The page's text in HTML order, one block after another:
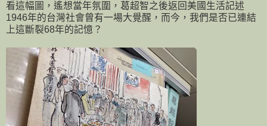
看這幅圖，遙想當年氛圍，葛超智之後返回美國生活記述
1946年的台灣社會曾有一場大覺醒，而今，我們是否已連結
上這斷裂68年的記憶？